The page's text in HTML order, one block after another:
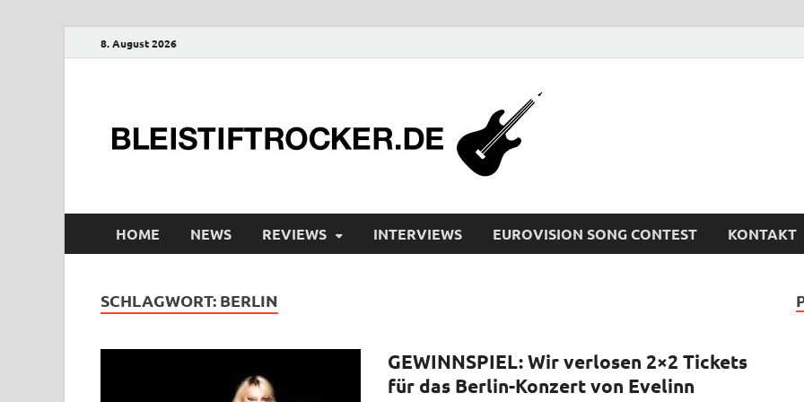
8. August 2026
HOME NEWS REVIEWS INTERVIEWS EUROVISION SONG CONTEST KONTAKT
SCHLAGWORT: BERLIN
GEWINNSPIEL: Wir verlosen 2×2 Tickets
für das Berlin-Konzert von Evelinn